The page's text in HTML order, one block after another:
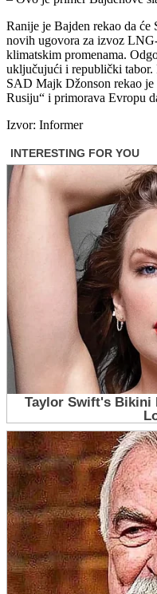
Ranije je Bajden rekao da
novih ugovora za izvoz
klimatskim promenama.
uključujući i republički tabor.
SAD Majk Džonson rekao je
Rusiju“ i primorava Evropu
Izvor: Informer